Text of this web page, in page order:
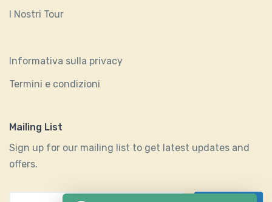
I Nostri Tour
Informativa sulla privacy
Termini e condizioni
Mailing List
Sign up for our mailing list to get latest updates and
offers.